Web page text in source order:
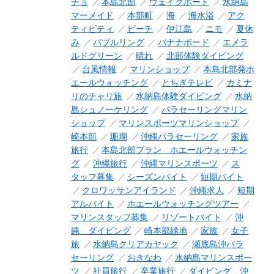
マーメイド
本部町 海 海水浴
アク
ティビティ
ビーチ 伊江島 ニモ
夏休
み
バブルリング バナナボード
エメラ
ルドグリーン
晴れ
北部体験ダイビング
台風情報
マリンショップ
本島北部発ホ
エールウォッチング
とちぎテレビ
カミナ
リのチャリ旅
水納島体験ダイビング
水納
島シュノーケリング
パラセーリングマリン
ショップ
マリンスポーツマリンショップ
崎本部
珊瑚 沖縄パラセーリング
家族
旅行
本島北部プラン ホエールウォッチン
グ
沖縄旅行 沖縄マリンスポーツ
ス
タッフ募集
シーズンバイト
短期バイト
クロワッサンアイランド
沖縄求人
短期
アルバイト
ホエールウォッチングツアー
マリンスタッフ募集
リゾートバイト
沖
縄 ダイビング
崎本部緑地 家族
女子
旅
水納島クリアカヤック
瀬底島沖パラ
セーリング
おきなわ
水納島マリンスポー
ツ
社員旅行 卒業旅行 ダイビング 沖